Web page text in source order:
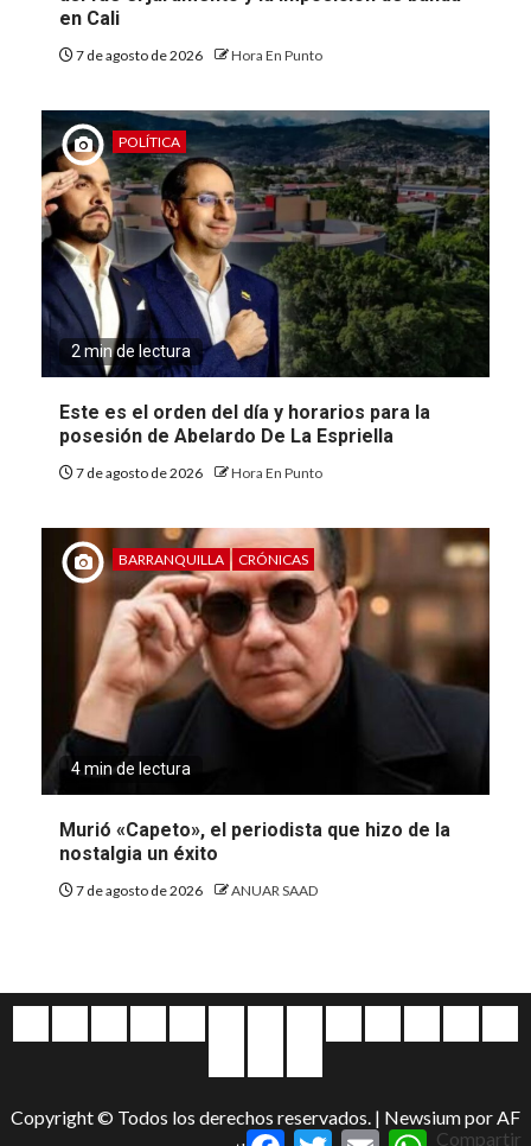
en Cali
7 de agosto de 2026 Hora En Punto
POLÍTICA
2 min de lectura
Este es el orden del día y horarios para la
posesión de Abelardo De La Espriella
7 de agosto de 2026 Hora En Punto
BARRANQUILLA CRÓNICAS
4 min de lectura
Murió «Capeto», el periodista que hizo de la
nostalgia un éxito
7 de agosto de 2026 ANUAR SAAD
Entretenimiento
Copyright © Todos los derechos reservados. | Newsiumpor AF
FacebookTwitterEmail WhatsApp
Compartir